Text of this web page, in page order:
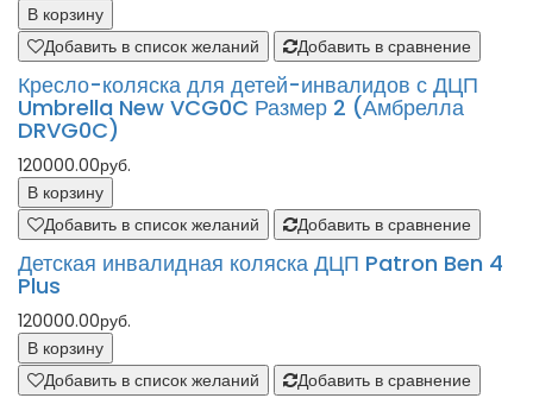
В корзину
Добавить в список желаний
Добавить в сравнение
Кресло-коляска для детей-инвалидов с ДЦП
Umbrella New VCG0C Размер 2 (Амбрелла
DRVG0C)
120000.00руб.
В корзину
Добавить в список желаний
Добавить в сравнение
Детская инвалидная коляска ДЦП Patron Ben 4
Plus
120000.00руб.
В корзину
Добавить в список желаний
Добавить в сравнение